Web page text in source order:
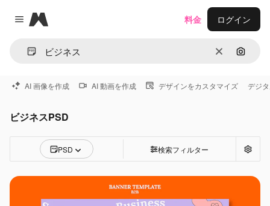
Close menu
Magnific
消去 画像で
料金 ログイン
AI 画像を作成 AI 動画を作成 デザインをカスタマイズ デジ
ビジネスPSD
PSD 検索フィルター